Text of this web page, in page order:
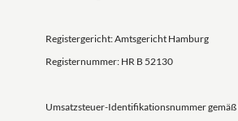
Registergericht: Amtsgericht Hamburg
Registernummer: HR B 52130
Umsatzsteuer-Identifikationsnummer